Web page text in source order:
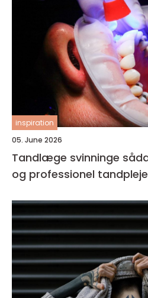
inspiration
05. June 2026
Tandlæge svinninge sådan vælger du tryg
og professionel tandpleje